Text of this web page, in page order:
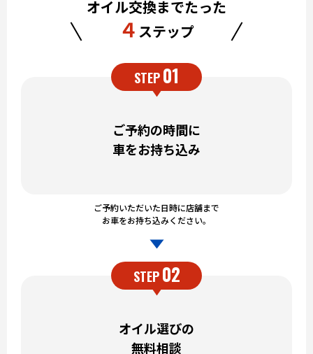
オイル交換までたった
４ ステップ
STEP01
ご予約の時間に
車をお持ち込み
ご予約いただいた日時に店舗まで
お車をお持ち込みください。
STEP 02
オイル選びの
無料相談